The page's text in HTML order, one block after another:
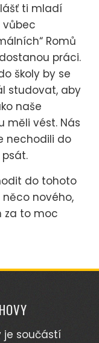
ti mladí
vůbec
Romů
práci.
školy by se
studovat, aby
naše
měli vést. Nás
nechodili do
do tohoto
nového,
za to moc
je součástí